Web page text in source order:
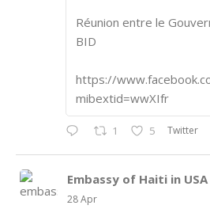
Réunion entre le
BID
https://
mibextid=wwXIfr
1 5 Twitter
Embassy of Haiti in USA
28 Apr